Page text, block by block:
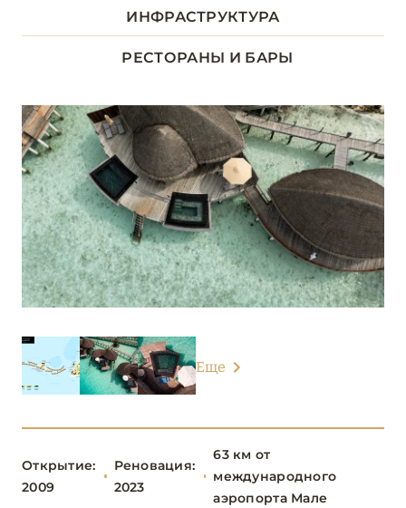
ДХААЛУ
ЛААМУ
ЛАВИАНИ 9
НУНУ 5
РАА 13
РАСДУ 1
Ananea Madivaru Maldives
Sandies Bathala Maldives
ИНФРАСТРУКТУРА
РЕСТОРАНЫ И БАРЫ
Еще
Открытие:
2009
Реновация:
2023
63 км от
международного
аэропорта Мале